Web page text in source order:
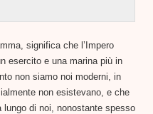
significa che l’Impero
esercito e una marina più in
non siamo noi moderni, in
non esistevano, e che
di noi, nonostante spesso